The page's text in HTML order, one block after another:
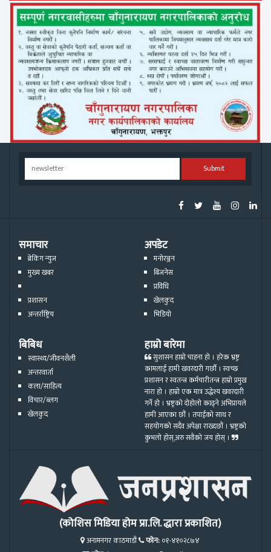
Submit
समाचार
ब्रेकिंग न्युज
मुख्य खबर
प्रशासन
अन्तर्राष्ट्रिय
अपडेट
मनोरञ्जन
बिजनेस
प्रविधि
खेलकुद
भिडियो
बिबिध
स्वास्थ्य/जीवनशैली
अन्तरवार्ता
कला/साहित्य
विचार/ब्लग
खेलकुद
हाम्रो बारेमा
सुशासन हाम्रो चाहना हो । हरेक भ्रष्ट्र
कामलाई हामी खवरदारी गर्छौ । स्वच्छ
प्रशासन र स्वतन्त्र कर्मचारीतन्त्र हाम्रो प्रमुख
नारा हो । हाम्रो एक मात्र उद्धेश्य खवरदारी
गर्ने हो । भ्रष्ट्रको दोहोलो काढ्ने अभिप्रायले
हामी आएका छौं । तपाईको साथ र
सहयोगको सदैव अपेक्षा राख्दछौं । भ्रष्ट्रको
कुभलो होस्,अरु सवैको जय होस् ।
(कोशिस मिडिया होम प्रा.लि. द्धारा प्रकाशित)
अनामनगर काठमाडौं फोन: ०१-४१०२८७४